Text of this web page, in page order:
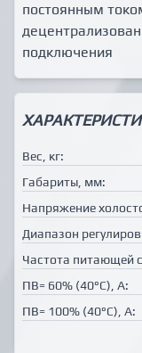
постоянным
подключения
Вес, кг:
Габариты, мм:
Напряжение
Диапазон
Частота питающей
ПВ= 60% (40°C), А:
ПВ= 100% (40°C), А: